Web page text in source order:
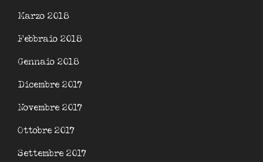
Marzo 2018
Febbraio 2018
Gennaio 2018
Dicembre 2017
Novembre 2017
Ottobre 2017
Settembre 2017